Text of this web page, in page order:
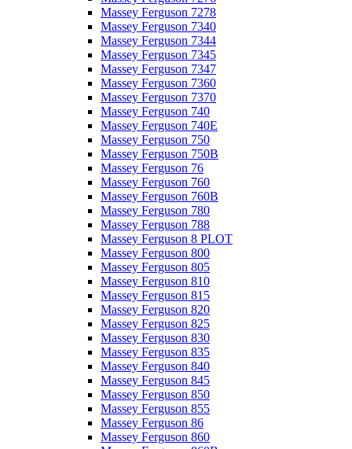
Massey Ferguson 7278
Massey Ferguson 7340
Massey Ferguson 7344
Massey Ferguson 7345
Massey Ferguson 7347
Massey Ferguson 7360
Massey Ferguson 7370
Massey Ferguson 740
Massey Ferguson 740E
Massey Ferguson 750
Massey Ferguson 750B
Massey Ferguson 76
Massey Ferguson 760
Massey Ferguson 760B
Massey Ferguson 780
Massey Ferguson 788
Massey Ferguson 8 PLOT
Massey Ferguson 800
Massey Ferguson 805
Massey Ferguson 810
Massey Ferguson 815
Massey Ferguson 820
Massey Ferguson 825
Massey Ferguson 830
Massey Ferguson 835
Massey Ferguson 840
Massey Ferguson 845
Massey Ferguson 850
Massey Ferguson 855
Massey Ferguson 86
Massey Ferguson 860